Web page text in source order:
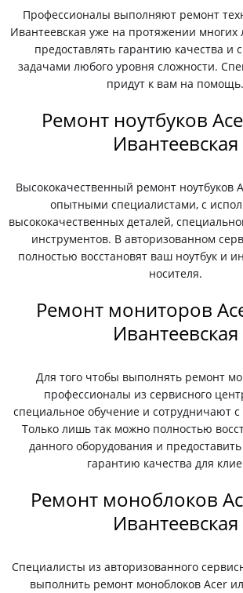
Профессионалы выполняют ремонт
Ивантеевская уже на протяжении многих
предоставлять гарантию качества и
задачами любого уровня сложности.
придут к вам на помощь.
Ремонт ноутбуков
Ивантеевская
Высококачественный ремонт ноутбуков
опытными специалистами, с
высококачественных деталей,
инструментов. В авторизованном
полностью восстановят ваш ноутбук и
носителя.
Ремонт мониторов
Ивантеевская
Для того чтобы выполнять ремонт
профессионалы из сервисного
специальное обучение и сотрудничают
Только лишь так можно полностью
данного оборудования и
гарантию качества для
Ремонт моноблоков
Ивантеевская
Специалисты из авторизованного
выполнить ремонт моноблоков Acer